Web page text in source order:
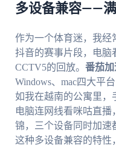
多设备兼容——
作为一个体育迷，我经
抖音的赛事片段，电脑
CCTV5的回放。 番茄加
Windows、mac四大平
如我在越南的公寓里，
电脑连网线看咪咕直播
锦，三个设备同时加速
这种多设备兼容的特性